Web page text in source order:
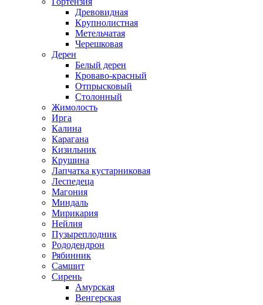
Древовидная
Крупнолистная
Метельчатая
Черешковая
Дерен
Белый дерен
Кроваво-красный
Отпрысковый
Столонный
Жимолость
Ирга
Калина
Карагана
Кизильник
Крушина
Лапчатка кустарниковая
Леспедеца
Магония
Миндаль
Мирикария
Нейлия
Пузыреплодник
Рододендрон
Рябинник
Самшит
Сирень
Амурская
Венгерская